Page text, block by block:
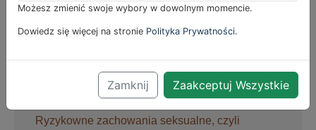
Groźne konsekwencje oparzeń
słonecznych. Dr Joanna Sałkowska-
Wanat radzi
Ryzykowne zachowania seksualne, czyli
Możesz zmienić swoje wybory w dowolnym momencie.
Dowiedz się więcej na stronie Polityka Prywatności.
Zamknij Zaakceptuj Wszystkie